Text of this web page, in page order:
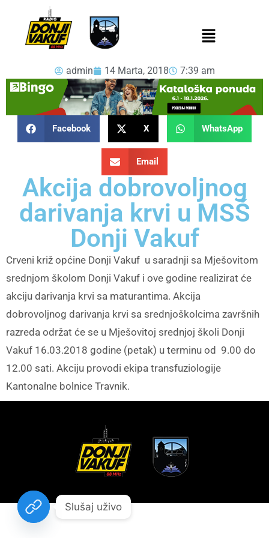
admin 14 Marta, 2018 7:39 am
Facebook X WhatsApp
Email
Akcija dobrovoljnog
darivanja krvi u MSŠ
Donji Vakuf
Crveni križ općine Donji Vakuf u saradnji sa Mješovitom
srednjom školom Donji Vakuf i ove godine realizirat će
akciju darivanja krvi sa maturantima. Akcija
dobrovoljnog darivanja krvi sa srednjoškolcima završnih
razreda održat će se u Mješovitoj srednjoj školi Donji
Vakuf 16.03.2018 godine (petak) u terminu od 9.00 do
12.00 sati. Akciju provodi ekipa transfuziologije
Kantonalne bolnice Travnik.
Slušaj uživo